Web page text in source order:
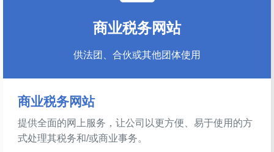
商业税务网站
供法团、合伙或其他团体使用
商业税务网站
提供全面的网上服务，让公司以更方便、易于使用的方
式处理其税务和/或商业事务。